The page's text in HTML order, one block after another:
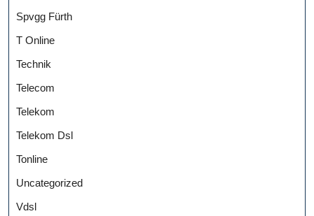
Spvgg Fürth
T Online
Technik
Telecom
Telekom
Telekom Dsl
Tonline
Uncategorized
Vdsl